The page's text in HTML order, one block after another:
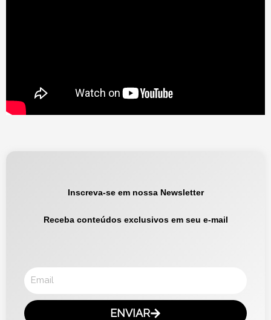
Inscreva-se em nossa Newsletter
Receba conteúdos exclusivos em seu e-mail
Email
ENVIAR